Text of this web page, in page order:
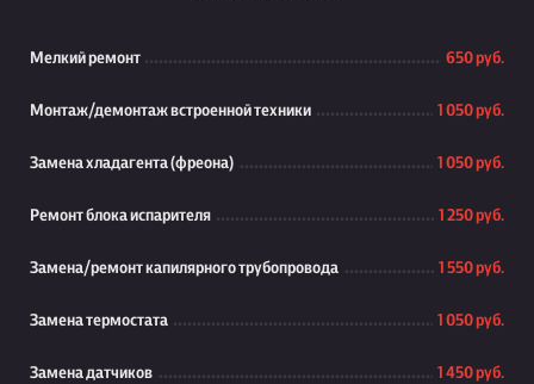
Мелкий ремонт 650 руб.
Монтаж/демонтаж встроенной техники 1 050 руб.
Замена хладагента (фреона) 1 050 руб.
Ремонт блока испарителя 1 250 руб.
Замена/ремонт капилярного трубопровода 1 550 руб.
Замена термостата 1 050 руб.
Замена датчиков 1 450 руб.